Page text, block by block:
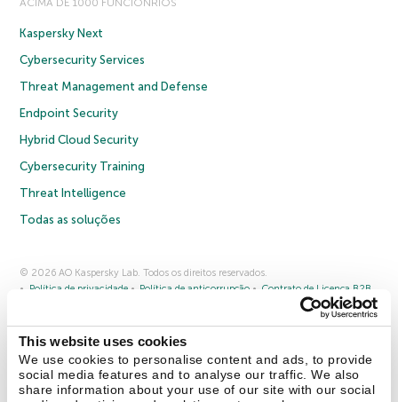
This website uses cookies
We use cookies to personalise content and ads, to provide
social media features and to analyse our traffic. We also
share information about your use of our site with our social
ACIMA DE 1000 FUNCIONRIOS
Kaspersky Next
Cybersecurity Services
Threat Management and Defense
Endpoint Security
Hybrid Cloud Security
Cybersecurity Training
Threat Intelligence
Todas as soluções
© 2026 AO Kaspersky Lab. Todos os direitos reservados.
Política de privacidade
Política de anticorrupção
Contrato de Licença B2B
Cookies
Fale conosco Sobre a Kaspersky Parceiros
Comunicado à imprensa